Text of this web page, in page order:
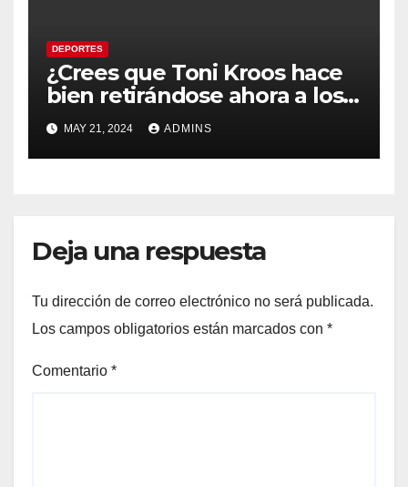
DEPORTES
¿Crees que Toni Kroos hace
bien retirándose ahora a los
34 años?
MAY 21, 2024 ADMINS
Deja una respuesta
Tu dirección de correo electrónico no será publicada.
Los campos obligatorios están marcados con *
Comentario *